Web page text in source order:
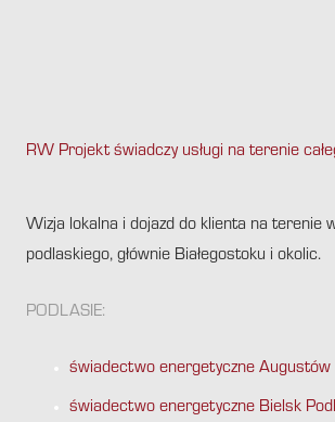
RW Projekt świadczy usługi na terenie
Wizja lokalna i dojazd do klienta na terenie
podlaskiego, głównie Białegostoku i okolic.
PODLASIE:
świadectwo energetyczne Augustów
świadectwo energetyczne Bielsk